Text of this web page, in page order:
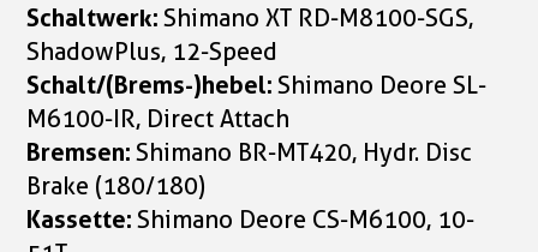
Schaltwerk:Shimano XT RD-M8100-SGS,
ShadowPlus, 12-Speed
Schalt/(Brems-)hebel:Shimano Deore SL-
M6100-IR, Direct Attach
Bremsen:Shimano BR-MT420, Hydr. Disc
Brake (180/180)
Kassette:Shimano Deore CS-M6100, 10-